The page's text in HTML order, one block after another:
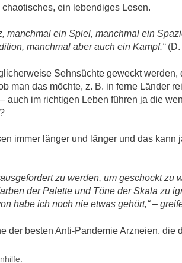
ein lebendiges Lesen.
manchmal ein Spiel, manchmal ein
manchmal aber auch ein Kampf.“(D.
Sehnsüchte geweckt
man das möchte, z. B. in ferne Länder
auch im richtigen Leben führen ja die
immer länger und länger und das kann
zu werden, um geschockt
der Palette und Töne der Skala zu
habe ich noch nie etwas gehört,“ –
der besten Anti-Pandemie Arzneien, die